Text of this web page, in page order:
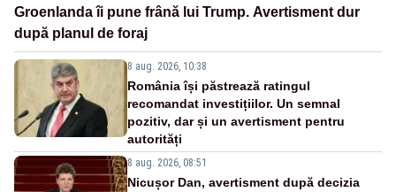
Groenlanda îi pune frână lui Trump. Avertisment dur
după planul de foraj
8 aug. 2026, 10:38
România își păstrează ratingul
recomandat investițiilor. Un semnal
pozitiv, dar și un avertisment pentru
autorități
8 aug. 2026, 08:51
Nicușor Dan, avertisment după decizia